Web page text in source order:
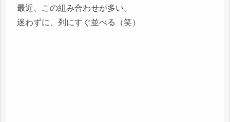
最近、この組み合わせが多い。
迷わずに、列にすぐ並べる（笑）